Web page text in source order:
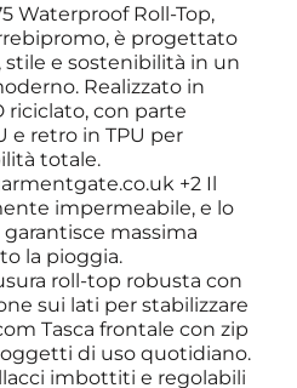
Waterproof Roll-Top,
è progettato
e sostenibilità in un
Realizzato in
riciclato, con parte
e retro in TPU per
totale.
+2 Il
impermeabile, e lo
massima
la pioggia.
roll-top robusta con
sui lati per stabilizzare
Tasca frontale con zip
di uso quotidiano.
imbottiti e regolabili